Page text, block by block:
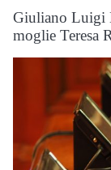
Giuliano Luigi
moglie Teresa